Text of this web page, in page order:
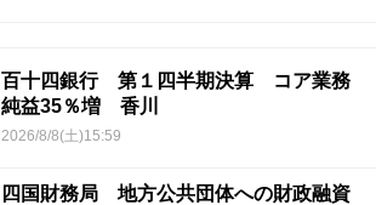
百十四銀行 第１四半期決算 コア業務
純益35％増 香川
2026/8/8(土)15:59
四国財務局 地方公共団体への財政融資